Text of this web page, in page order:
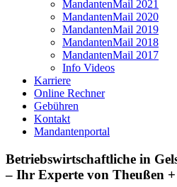
MandantenMail 2021
MandantenMail 2020
MandantenMail 2019
MandantenMail 2018
MandantenMail 2017
Info Videos
Karriere
Online Rechner
Gebühren
Kontakt
Mandantenportal
Betriebswirtschaftliche in
– Ihr Experte von Theußen +